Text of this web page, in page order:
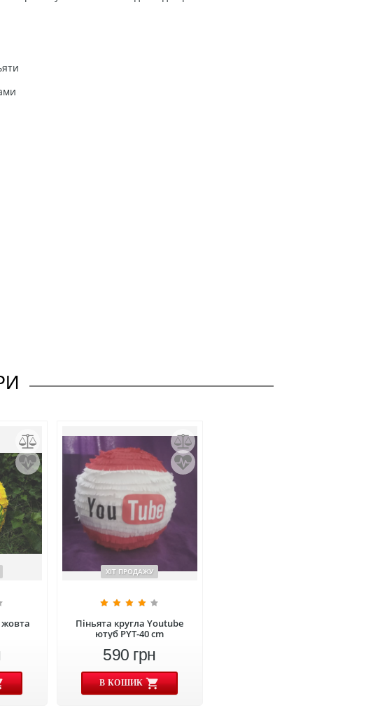
жовта
Піньята кругла Youtube
ютуб PYT-40 cm
590 грн
В КОШИК
ХІТ ПРОДАЖУ